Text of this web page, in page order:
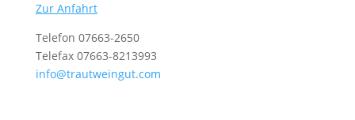
Zur Anfahrt
Telefon 07663-2650
Telefax 07663-8213993
info@trautweingut.com